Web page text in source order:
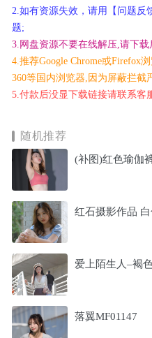
2.如有资源失效，请用【问题反
题;
3.网盘资源不要在线解压,请下载
4.推荐Google Chrome或Firefox
360等国内浏览器,因为屏蔽拦截
5.付款后没显下载链接请联系客
随机推荐
(补图)红色瑜伽
红石摄影作品
爱上陌生人–褐
落翼MF01147